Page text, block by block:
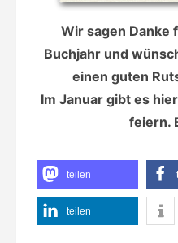
Wir sagen Danke
Buchjahr und
einen guten
Im Januar gibt es
feiern.
teilen
teilen